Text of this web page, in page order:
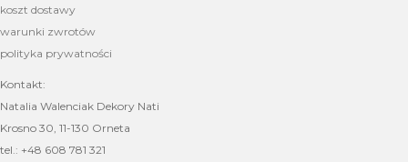
koszt dostawy
warunki zwrotów
polityka prywatności
Kontakt:
Natalia Walenciak Dekory Nati
Krosno 30, 11-130 Orneta
tel.: +48 608 781 321